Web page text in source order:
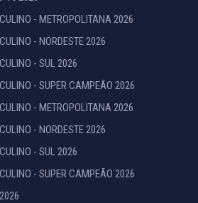
- METROPOLITANA 2026
- NORDESTE 2026
- SUL 2026
- SUPER CAMPEÃO 2026
- METROPOLITANA 2026
- NORDESTE 2026
- SUL 2026
- SUPER CAMPEÃO 2026